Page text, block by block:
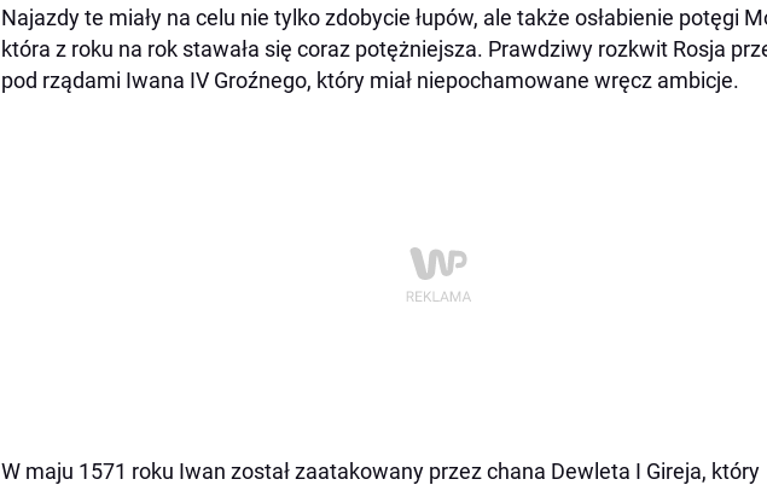
Najazdy te miały na celu nie tylko zdobycie łupów, ale także osłabienie potęgi
która z roku na rok stawała się coraz potężniejsza. Prawdziwy rozkwit Rosja
pod rządami Iwana IV Groźnego, który miał niepochamowane wręcz ambicje.
W maju 1571 roku Iwan został zaatakowany przez chana Dewleta I Gireja, który